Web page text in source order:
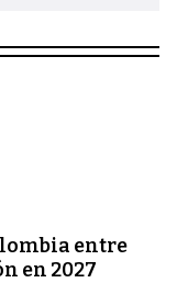
entre
en 2027